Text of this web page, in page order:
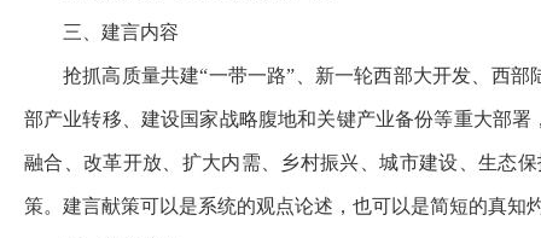
三、建言内容
抢抓高质量共建“一带一路”、新一轮西部大开发、西
部产业转移、建设国家战略腹地和关键产业备份等重大部
融合、改革开放、扩大内需、乡村振兴、城市建设、生态
策。建言献策可以是系统的观点论述，也可以是简短的真知